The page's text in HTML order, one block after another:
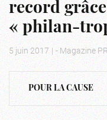
record
« philan-
5 juin 2017 | - Magazine
POUR LA CAUSE